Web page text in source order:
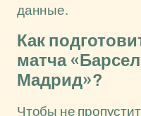
данные.
Как
матча
Мадрид»?
Чтобы не